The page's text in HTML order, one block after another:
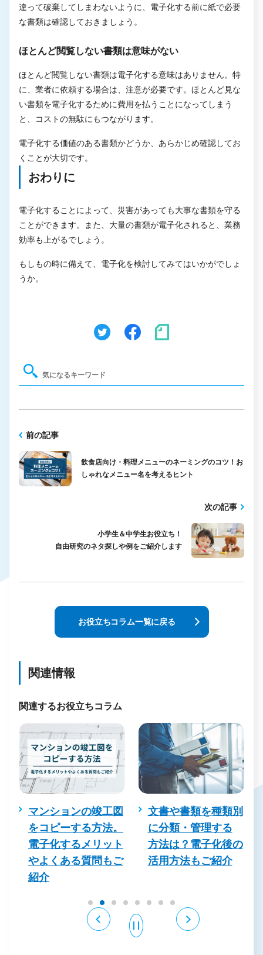
違って破棄してしまわないように、電子化する前に紙で必要
な書類は確認しておきましょう。
ほとんど閲覧しない書類は意味がない
ほとんど閲覧しない書類は電子化する意味はありません。特
に、業者に依頼する場合は、注意が必要です。ほとんど見な
い書類を電子化するために費用を払うことになってしまう
と、コストの無駄にもつながります。
電子化する価値のある書類かどうか、あらかじめ確認してお
くことが大切です。
おわりに
電子化することによって、災害があっても大事な書類を守る
ことができます。また、大量の書類が電子化されると、業務
効率も上がるでしょう。
もしもの時に備えて、電子化を検討してみてはいかがでしょ
うか。
前の記事
飲食店向け・料理メニューのネーミングのコツ！お
しゃれなメニュー名を考えるヒント
次の記事
小学生＆中学生お役立ち！
自由研究のネタ探しや例をご紹介します
お役立ちコラム一覧に戻る
関連情報
関連するお役立ちコラム
マンションの竣工図
をコピーする方法。
電子化するメリット
やよくある質問もご
紹介
文書や書類を種類別
に分類・管理する
方法は？電子化後の
活用方法もご紹介